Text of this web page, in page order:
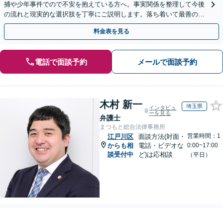
捕や少年事件でので不安を抱えている方へ。事実関係を整理して今後
の流れと現実的な選択肢を丁寧にご説明します。落ち着いて最善の対
応を検討したい方は、ご相談ください。
料金表を見る
電話で面談予約 メールで面談予約
木村 新一
弁護士
インタビュ
ーを見る
埼玉県
まつもと総合法律事務所
江戸川区
からも相
談受付中
面談方法(対面・
電話・ビデオな
ど)は応相談
営業時間：1
0:00~17:00
（平日）